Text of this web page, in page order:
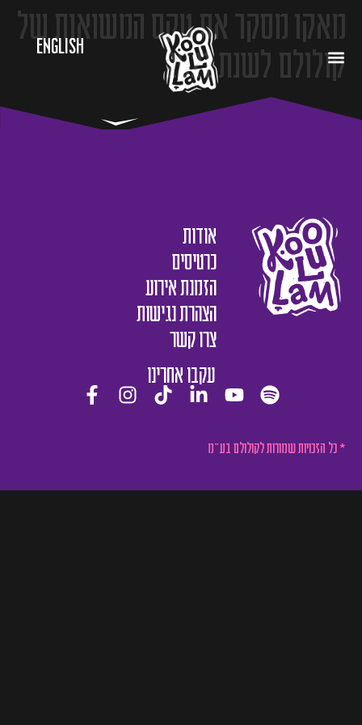
English
מאקו מסקר את טקס המשואות של
קולולם לשנת 2021
אודות
כרטיסים
הזמנת אירוע
הצהרת נגישות
צרו קשר
עקבו אחרינו
* כל הזכויות שמורות לקולולם בע"מ